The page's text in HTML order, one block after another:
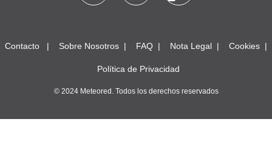
Contacto Sobre Nosotros FAQ Nota Legal Cookies
Política de Privacidad
© 2024 Meteored. Todos los derechos reservados